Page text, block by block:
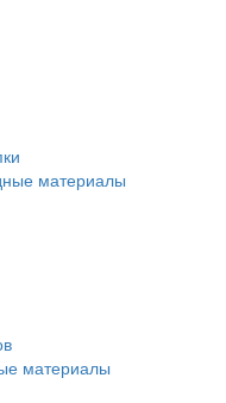
материалы
материалы